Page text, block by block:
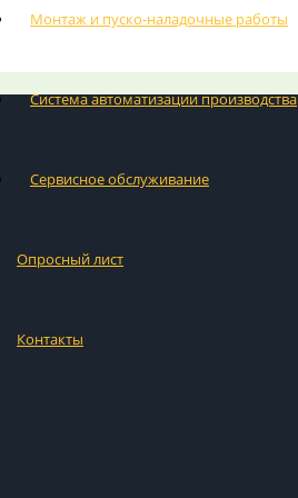
Монтаж и пуско-наладочные работы
Система автоматизации производства
Сервисное обслуживание
Опросный лист
Контакты